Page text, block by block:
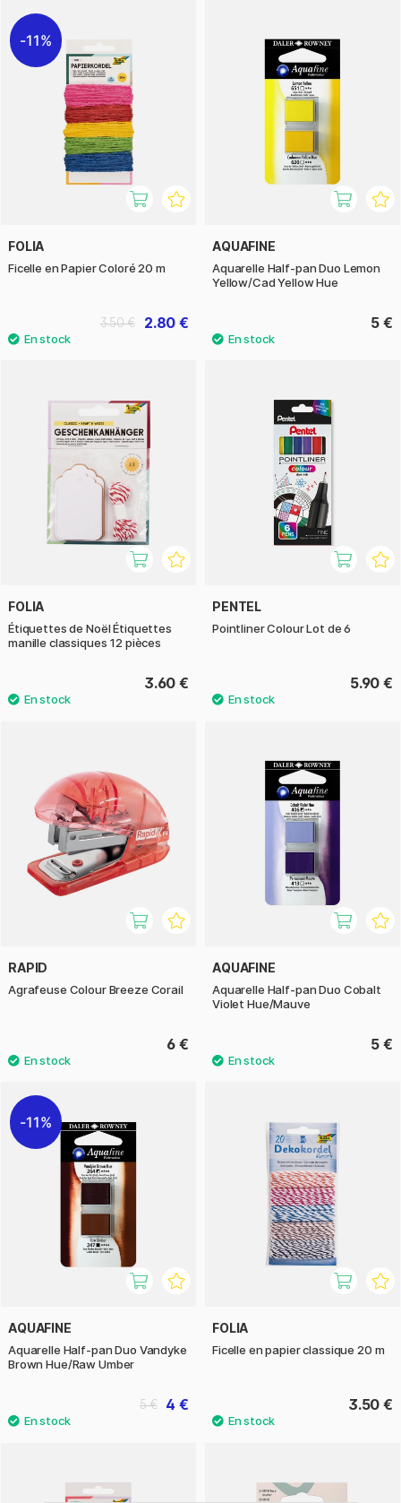
11%
FOLIA
Ficelle en Papier Coloré 20 m
2.80 €
3.50 €
AQUAFINE
Aquarelle Half-pan Duo Lemon
Yellow/Cad Yellow Hue
5 €
FOLIA
Étiquettes de Noël Étiquettes
manille classiques 12 pièces
3.60 €
PENTEL
Pointliner Colour Lot de 6
5.90 €
RAPID
Agrafeuse Colour Breeze Corail
6 €
AQUAFINE
Aquarelle Half-pan Duo Cobalt
Violet Hue/Mauve
5 €
11%
AQUAFINE
Aquarelle Half-pan Duo Vandyke
Brown Hue/Raw Umber
4 €
5 €
FOLIA
Ficelle en papier classique 20 m
3.50 €